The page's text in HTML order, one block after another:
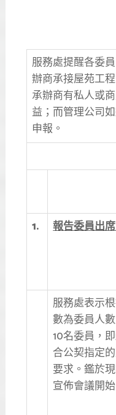
服務處提醒各委
辦商承接屋苑工
承辦商有私人或
益；而管理公司
申報。
1.
報告委員出
服務處表示
數為委員人
10名委員，
合公契指定
要求。鑑於
宣佈會議開始